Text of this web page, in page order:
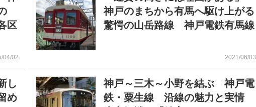
区
04/02
神戸のまちから有馬へ駆け上がる
驚愕の山岳路線 神戸電鉄有馬線
2021/06/03
し
め
神戸～三木～小野を結ぶ 神戸電
鉄・粟生線 沿線の魅力と実情